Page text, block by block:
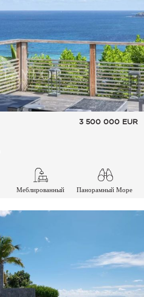
3 500 000 EUR
Меблированный Панорамный Море